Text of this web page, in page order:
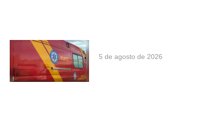
5 de agosto de 2026